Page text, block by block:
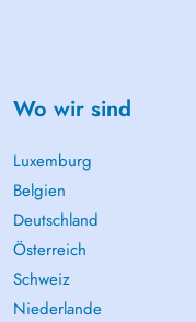
Wo wir sind
Luxemburg
Belgien
Deutschland
Österreich
Schweiz
Niederlande